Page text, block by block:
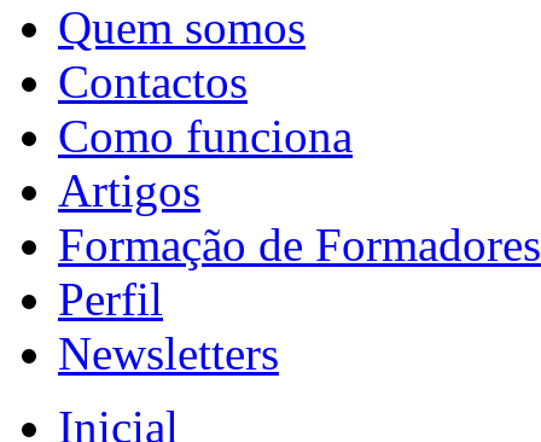
Quem somos
Contactos
Como funciona
Artigos
Formação de Formadores
Perfil
Newsletters
Inicial